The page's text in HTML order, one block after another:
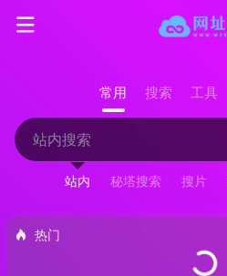
常用 搜索 工具
站内 秘塔搜索 搜片
热门